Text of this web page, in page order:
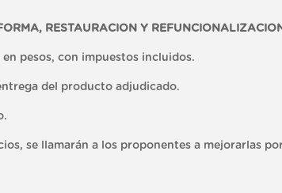
RESTAURACION Y
pesos, con impuestos incluidos.
del producto adjudicado.
se llamarán a los proponentes a mejorarlas